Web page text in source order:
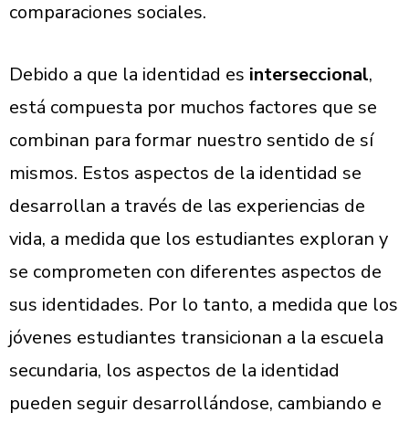
comparaciones sociales.
Debido a que la identidad es interseccional,
está compuesta por muchos factores que se
combinan para formar nuestro sentido de sí
mismos. Estos aspectos de la identidad se
desarrollan a través de las experiencias de
vida, a medida que los estudiantes exploran y
se comprometen con diferentes aspectos de
sus identidades. Por lo tanto, a medida que los
jóvenes estudiantes transicionan a la escuela
secundaria, los aspectos de la identidad
pueden seguir desarrollándose, cambiando e